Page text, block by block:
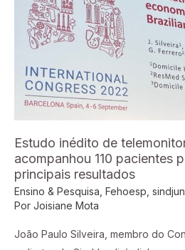
Estudo inédito de
acompanhou 110 pacientes
principais resultados
Ensino & Pesquisa, Fehoesp,
Por Joisiane Mota
João Paulo Silveira, membro do
acompanhou
pacientes
24h:
confira